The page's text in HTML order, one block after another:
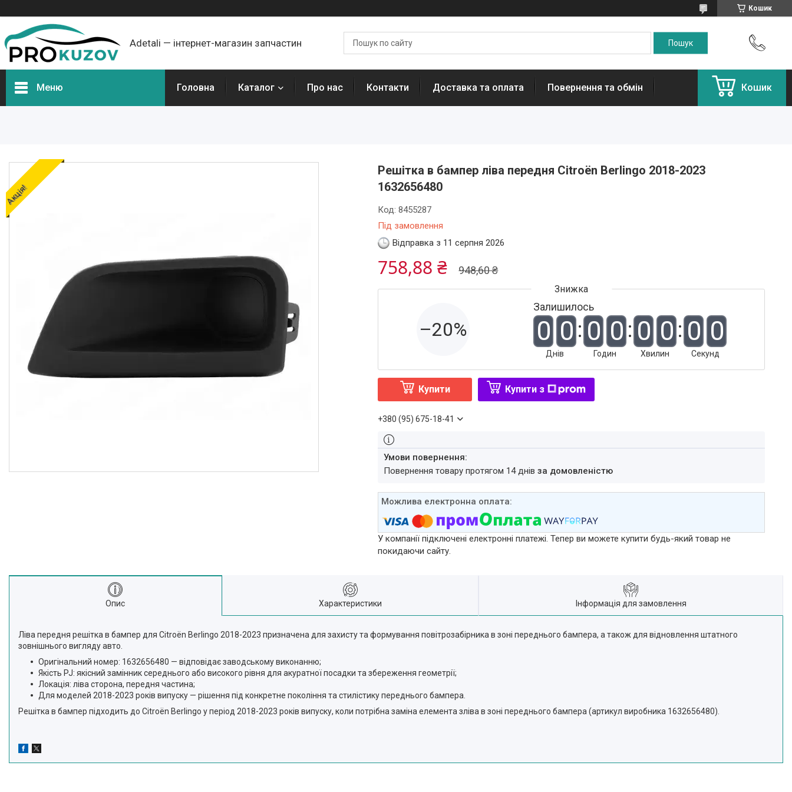
Кошик
Adetali — інтернет-магазин запчастин
Меню
Відгуки
Головна Каталог Про нас Контакти Доставка та оплата Повернення та обмін Кошик
Акція!
Решітка в бампер ліва передня Citroën Berlingo 2018-2023
1632656480
Під замовлення
Код:8455287
Відправка з 11 серпня 2026
948,60 ₴
758,88 ₴
–20%
Залишилось
0 0
Днів
0 0
Годин
0 0
Хвилин
0 0
Секунд
Купити Купити з
+380 (95) 675-18-41
повернення товару протягом 14 днівза домовленістю
У компанії підключені електронні платежі. Тепер ви можете купити будь-який товар не
покидаючи сайту.
Опис Характеристики Інформація для замовлення
Ліва передня решітка в бампер для Citroën Berlingo 2018-2023 призначена для захисту та формування повітрозабірника в зоні переднього бампера, а також для відновлення штатного
зовнішнього вигляду авто.
Оригінальний номер: 1632656480 — відповідає заводському виконанню;
Якість PJ: якісний замінник середнього або високого рівня для акуратної посадки та збереження геометрії;
Локація: ліва сторона, передня частина;
Для моделей 2018-2023 років випуску — рішення під конкретне покоління та стилістику переднього бампера.
Решітка в бампер підходить до Citroën Berlingo у період 2018-2023 років випуску, коли потрібна заміна елемента зліва в зоні переднього бампера (артикул виробника 1632656480).